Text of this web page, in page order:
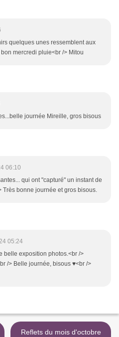
quelques unes ressemblent aux
mercredi pluie<br /> Mitou
journée Mireille, gros bisous
06:10
qui ont "capturé" un instant de
Très bonne journée et gros bisous.
05:24
belle exposition photos.<br />
/> Belle journée, bisous ♥<br />
Reflets du mois d'octobre